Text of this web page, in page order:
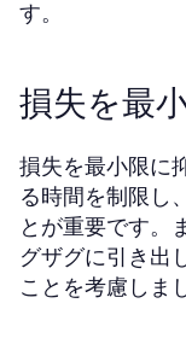
す。
損失を最
損失を最小限に
る時間を制限し
とが重要です。
グザグに引き出
ことを考慮しま